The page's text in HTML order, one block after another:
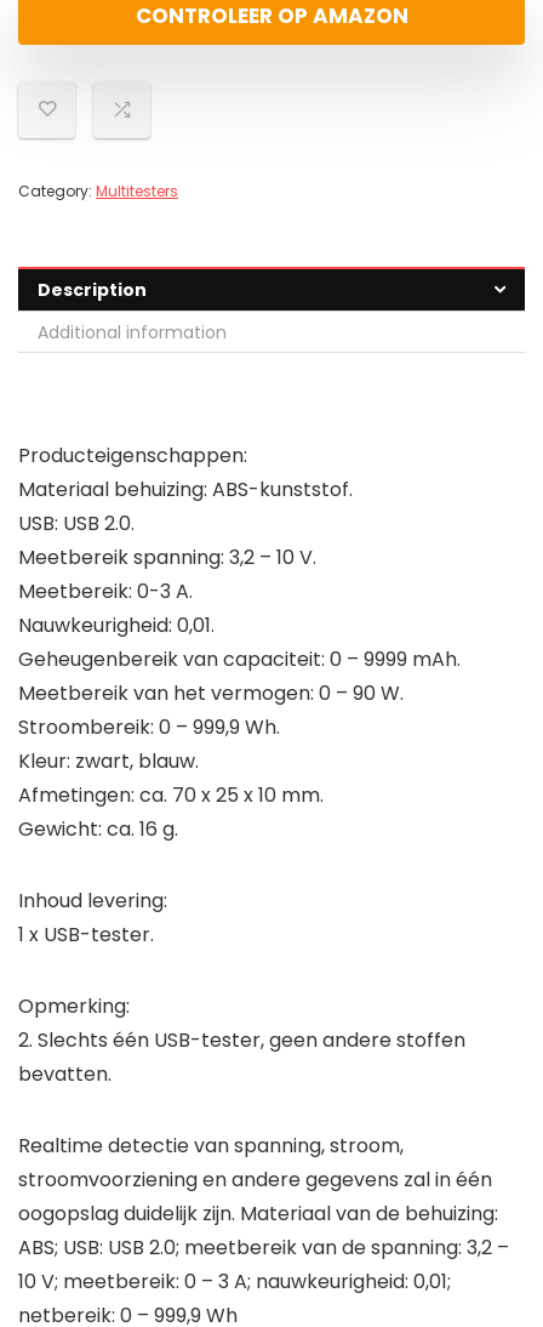
CONTROLEER OP AMAZON
Category: Multitesters
Description
Additional information
Producteigenschappen:
Materiaal behuizing: ABS-kunststof.
USB: USB 2.0.
Meetbereik spanning: 3,2 – 10 V.
Meetbereik: 0-3 A.
Nauwkeurigheid: 0,01.
Geheugenbereik van capaciteit: 0 – 9999 mAh.
Meetbereik van het vermogen: 0 – 90 W.
Stroombereik: 0 – 999,9 Wh.
Kleur: zwart, blauw.
Afmetingen: ca. 70 x 25 x 10 mm.
Gewicht: ca. 16 g.
Inhoud levering:
1 x USB-tester.
Opmerking:
2. Slechts één USB-tester, geen andere stoffen
bevatten.
Realtime detectie van spanning, stroom,
stroomvoorziening en andere gegevens zal in één
oogopslag duidelijk zijn. Materiaal van de behuizing:
ABS; USB: USB 2.0; meetbereik van de spanning: 3,2 –
10 V; meetbereik: 0 – 3 A; nauwkeurigheid: 0,01;
netbereik: 0 – 999,9 Wh